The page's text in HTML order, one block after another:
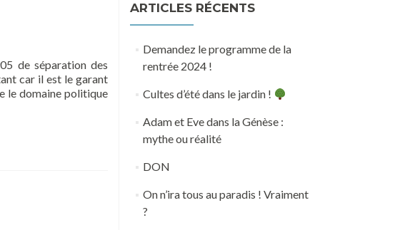
de séparation des
car il est le garant
le domaine politique
ARTICLES RÉCENTS
Demandez le programme de la
rentrée 2024 !
Cultes d’été dans le jardin !
Adam et Eve dans la Génèse :
mythe ou réalité
DON
On n’ira tous au paradis ! Vraiment
?